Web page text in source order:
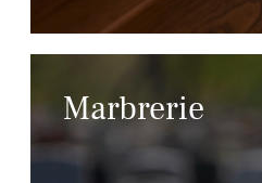
Marbrerie